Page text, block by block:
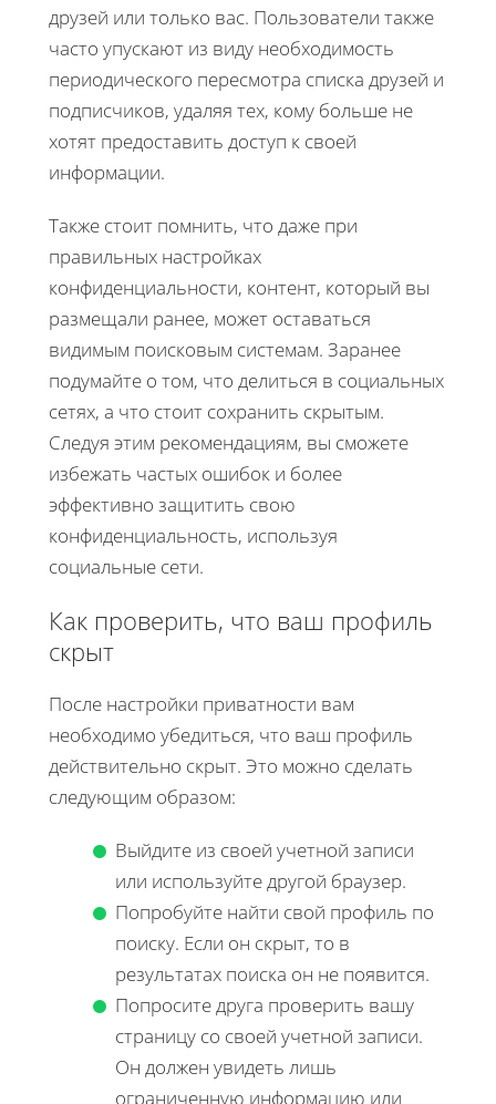
друзей или только вас. Пользователи также
часто упускают из виду необходимость
периодического пересмотра списка друзей и
подписчиков, удаляя тех, кому больше не
хотят предоставить доступ к своей
информации.
Также стоит помнить, что даже при
правильных настройках
конфиденциальности, контент, который вы
размещали ранее, может оставаться
видимым поисковым системам. Заранее
подумайте о том, что делиться в социальных
сетях, а что стоит сохранить скрытым.
Следуя этим рекомендациям, вы сможете
избежать частых ошибок и более
эффективно защитить свою
конфиденциальность, используя
социальные сети.
Как проверить, что ваш профиль
скрыт
После настройки приватности вам
необходимо убедиться, что ваш профиль
действительно скрыт. Это можно сделать
следующим образом:
Выйдите из своей учетной записи
или используйте другой браузер.
Попробуйте найти свой профиль по
поиску. Если он скрыт, то в
результатах поиска он не появится.
Попросите друга проверить вашу
страницу со своей учетной записи.
Он должен увидеть лишь
ограниченную информацию или